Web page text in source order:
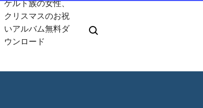
ケルト族の女性、
クリスマスのお祝
いアルバム無料ダ
ウンロード